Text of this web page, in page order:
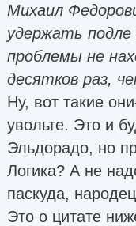
Михаил
удержать подле
проблемы не
десятков раз,
Ну, вот такие
увольте. Это и
Эльдорадо, но
Логика? А не
паскуда,
Это о цитате